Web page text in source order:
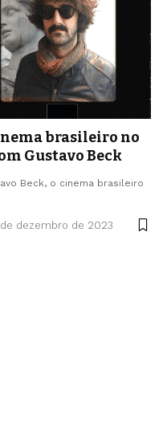
brasileiro no
Gustavo Beck
Beck, o cinema brasileiro
de dezembro de 2023